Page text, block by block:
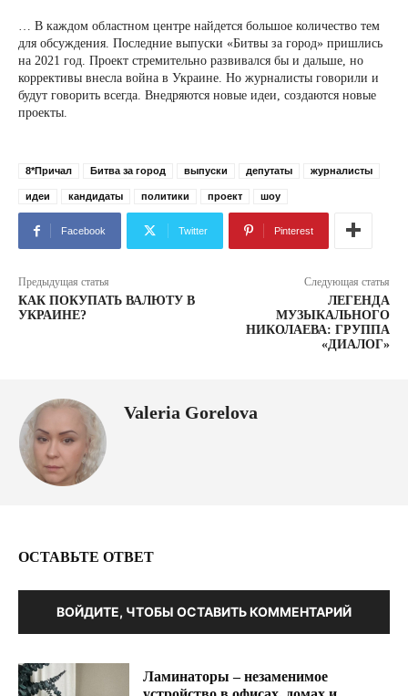
… В каждом областном центре найдется большое количество тем
для обсуждения. Последние выпуски «Битвы за город» пришлись
на 2021 год. Проект стремительно развивался бы и дальше, но
коррективы внесла война в Украине. Но журналисты говорили и
будут говорить всегда. Внедряются новые идеи, создаются новые
проекты.
8*Причал Битва за город выпуски депутаты журналисты
идеи кандидаты политики проект шоу
Facebook Twitter Pinterest
Предыдущая статья
КАК ПОКУПАТЬ ВАЛЮТУ В
УКРАИНЕ?
Следующая статья
ЛЕГЕНДА
МУЗЫКАЛЬНОГО
НИКОЛАЕВА: ГРУППА
«ДИАЛОГ»
Valeria Gorelova
ОСТАВЬТЕ ОТВЕТ
ВОЙДИТЕ, ЧТОБЫ ОСТАВИТЬ КОММЕНТАРИЙ
Ламинаторы – незаменимое